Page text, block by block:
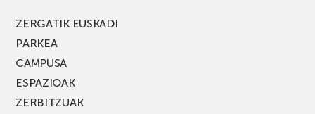
ZERGATIK EUSKADI
PARKEA
CAMPUSA
ESPAZIOAK
ZERBITZUAK